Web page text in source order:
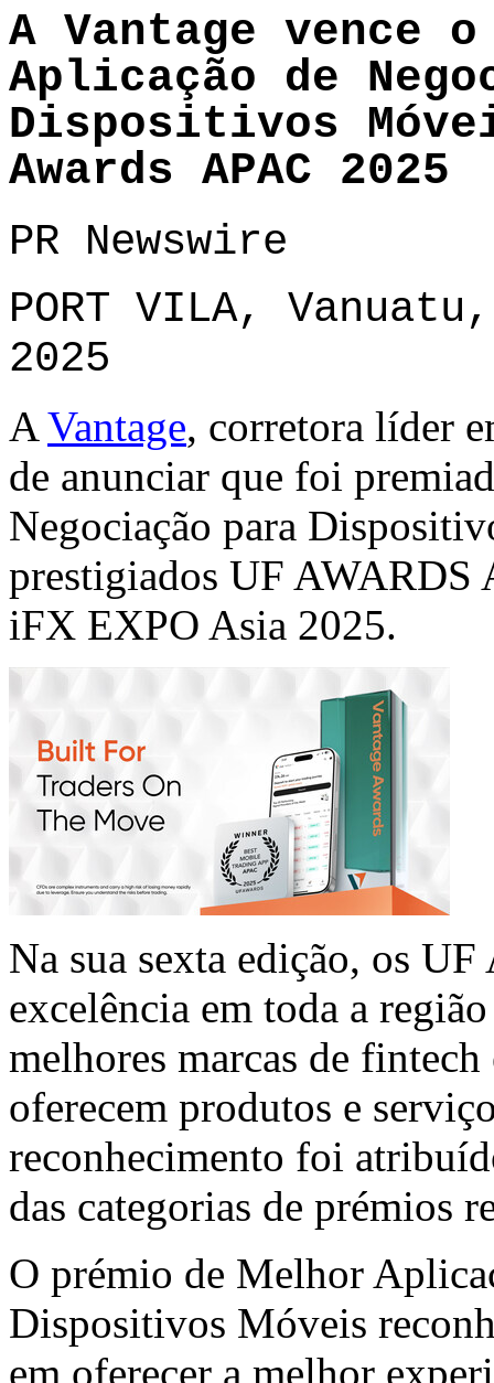
A Vantage vence
Aplicação de
Dispositivos
Awards APAC 2025
PR Newswire
PORT VILA,
2025
AVantage, corretora líder
de anunciar que foi
Negociação para
prestigiados UF AWARDS
iFX EXPO Asia 2025.
Na sua sexta edição, os
excelência em toda a
melhores marcas de
oferecem produtos e
reconhecimento foi
das categorias de prémios
O prémio de Melhor
Dispositivos Móveis
em oferecer a melhor